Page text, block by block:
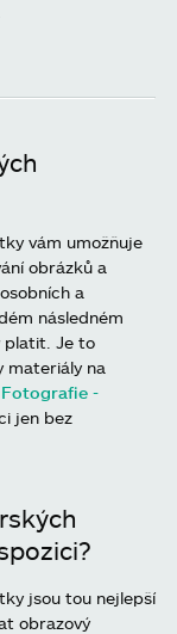
vám umožňuje
obrázků a
a
následném
platit. Je to
materiály na
Fotografie -
jen bez
jsou tou nejlepší
obrazový